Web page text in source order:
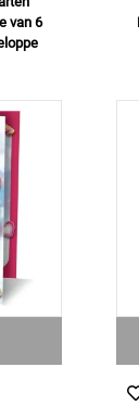
van 6